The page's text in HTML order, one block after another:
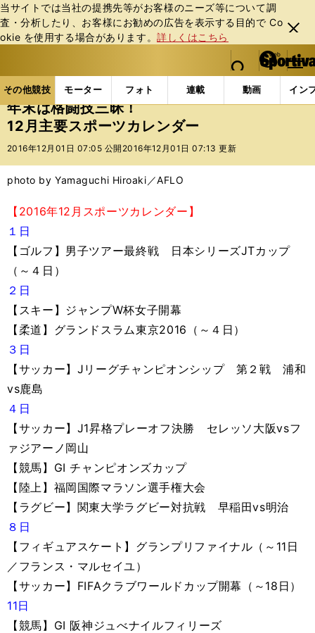
当サイトでは当社の提携先等がお客様のニーズ等について調
査・分析したり、お客様にお勧めの広告を表⽰する⽬的で Co
okie を使⽤する場合があります。詳しくはこちら
閉じ
る
web Sportiva (webスポルティーバ)
検索
マイペ
ー
ジ
メニュ
その他競技 モーター フォト 連載 動画 イン
ス
ポ
ル
バ
その他競技の記事一覧 その他競技 その他 年末
年末は格闘技三昧！
12月主要スポーツカレンダー
2016年12月01日 07:05 公開 2016年12月01日 07:13 更新
photo by Yamaguchi Hiroaki／AFLO
【2016年12月スポーツカレンダー】
１日
【ゴルフ】男子ツアー最終戦 日本シリーズJTカップ
（～４日）
２日
【スキー】ジャンプW杯女子開幕
【柔道】グランドスラム東京2016（～４日）
３日
【サッカー】Jリーグチャンピオンシップ 第２戦 浦和
vs鹿島
４日
【サッカー】J1昇格プレーオフ決勝 セレッソ大阪vsフ
ァジアーノ岡山
【競馬】GI チャンピオンズカップ
【陸上】福岡国際マラソン選手権大会
【ラグビー】関東大学ラグビー対抗戦 早稲田vs明治
８日
【フィギュアスケート】グランプリファイナル（～11日
／フランス・マルセイユ）
【サッカー】FIFAクラブワールドカップ開幕（～18日）
11日
【競馬】GI 阪神ジュべナイルフィリーズ